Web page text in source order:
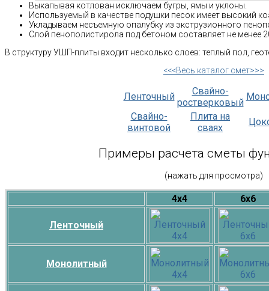
Выкапывая котлован исключаем бугры, ямы и уклоны.
Используемый в качестве подушки песок имеет высокий
Укладываем несъемную опалубку из экструзионного
Слой пенополистирола под бетоном составляет не менее
В структуру УШП-плиты входит несколько слоев: теплый пол,
<<<Весь каталог смет>>>
Ленточный
Свайно-
ростверковый
Свайно-
винтовой
Плита на
сваях
Примеры расчета сметы
(нажать для просмотра)
4х4 6х6
Ленточный
Монолитный